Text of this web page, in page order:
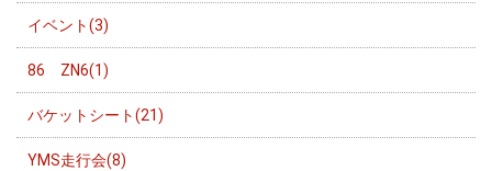
イベント(3)
86 ZN6(1)
バケットシート(21)
YMS走行会(8)